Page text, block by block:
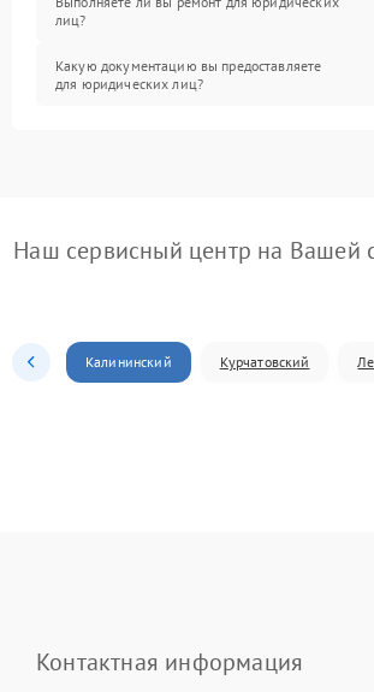
лиц?
Какую документацию вы предоставляете
для юридических лиц?
Наш сервисный центр на Вашей
Калининский Курчатовский
Контактная информация